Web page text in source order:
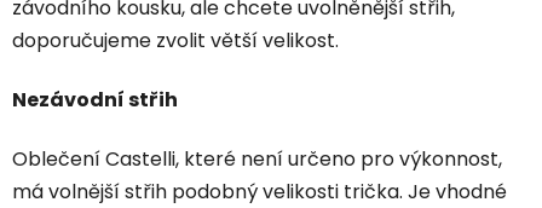
závodního kousku, ale chcete uvolněnější střih,
doporučujeme zvolit větší velikost.
Nezávodní střih
Oblečení Castelli, které není určeno pro výkonnost,
má volnější střih podobný velikosti trička. Je vhodné